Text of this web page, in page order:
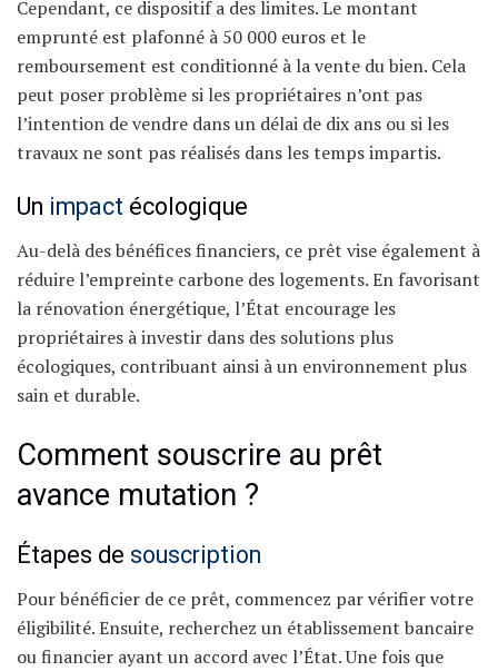
Cependant, ce dispositif a des limites. Le montant
emprunté est plafonné à 50 000 euros et le
remboursement est conditionné à la vente du bien. Cela
peut poser problème si les propriétaires n’ont pas
l’intention de vendre dans un délai de dix ans ou si les
travaux ne sont pas réalisés dans les temps impartis.
Un impact écologique
Au-delà des bénéfices financiers, ce prêt vise également à
réduire l’empreinte carbone des logements. En favorisant
la rénovation énergétique, l’État encourage les
propriétaires à investir dans des solutions plus
écologiques, contribuant ainsi à un environnement plus
sain et durable.
Comment souscrire au prêt
avance mutation ?
Étapes de souscription
Pour bénéficier de ce prêt, commencez par vérifier votre
éligibilité. Ensuite, recherchez un établissement bancaire
ou financier ayant un accord avec l’État. Une fois que